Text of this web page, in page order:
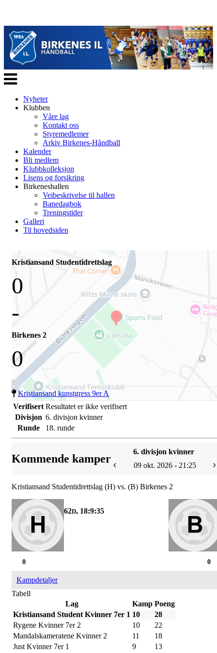
Veksle
navigasjon
Nyheter
Klubben
Våre lag
Kontakt oss
Styremedlemer
Arkiv Birkenes-Håndball
Kalender
Bli medlem
Klubbkolleksjon
Lisens og forsikring
Birkeneshallen
Veibeskrivelse til hallen
Banedagbok
Treningstider
Galleri
Til hovedsiden
Kristiansand Studentidrettslag
0
-
Birkenes 2
0
Kristiansand kunstgress 9er A
Verifisert Resultatet er ikke verifisert
Divisjon 6. divisjon kvinner
Runde
18. runde
Kommende kamper
6. divisjon kvinner
09 okt. 2026 - 21:25
Kristiansand Studentidrettslag (H) vs. (B) Birkenes 2
62D, 18:9:35
0
0
Kampdetaljer
Tabell
Lag
Kamp Poeng
Kristiansand Student Kvinner 7er 1 10
28
Rygene Kvinner 7er 2
10
22
Mandalskameratene Kvinner 2
11
18
Just Kvinner 7er 1
9 13